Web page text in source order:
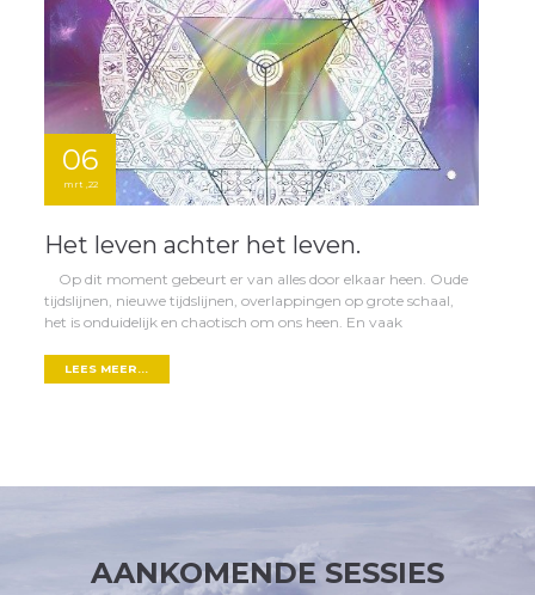
06
mrt ,22
Het leven achter het leven.
Op dit moment gebeurt er van alles door elkaar heen. Oude
tijdslijnen, nieuwe tijdslijnen, overlappingen op grote schaal,
het is onduidelijk en chaotisch om ons heen. En vaak
LEES MEER...
AANKOMENDE SESSIES